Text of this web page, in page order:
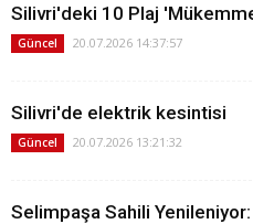
Silivri'deki 10 Plaj
Güncel 20.07.2026 14:37:57
Silivri'de elektrik kesintisi
Güncel 20.07.2026 13:21:32
Selimpaşa Sahili